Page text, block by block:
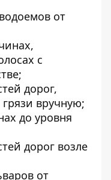
от
с
дорог,
вручную;
до уровня
дорог возле
от